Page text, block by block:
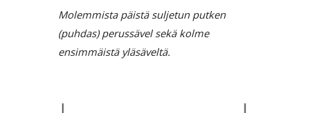
Molemmista päistä suljetun putken
(puhdas) perussävel sekä kolme
ensimmäistä yläsäveltä.